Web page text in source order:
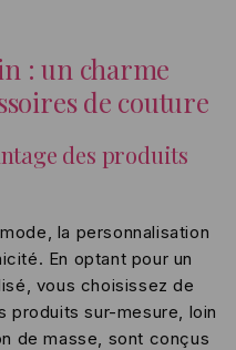
: un charme
de couture
des produits
la personnalisation
En optant pour un
vous choisissez de
produits sur-mesure, loin
de masse, sont conçus